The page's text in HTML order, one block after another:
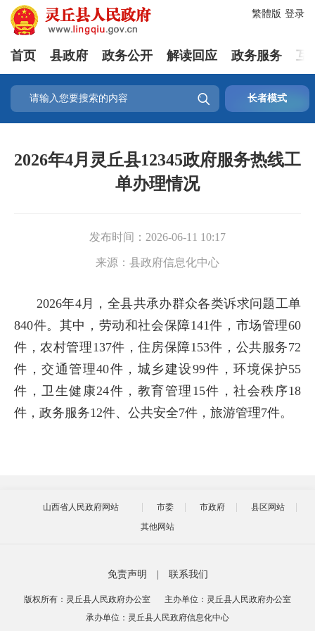
登录
繁體版
首页 县政府 政务公开 解读回应 政务服务 互
 长者模式
2026年4月灵丘县12345政府服务热线工
单办理情况
发布时间： 2026-06-11 10:17
来源： 县政府信息化中心
2026年4月，全县共承办群众各类诉求问题工单
840件。其中，劳动和社会保障141件，市场管理60
件，农村管理137件，住房保障153件，公共服务72
件，交通管理40件，城乡建设99件，环境保护55
件，卫生健康24件，教育管理15件，社会秩序18
件，政务服务12件、公共安全7件，旅游管理7件。
山西省人民政府网站 市委 市政府
县区网站
其他网站
免责声明 联系我们
版权所有：灵丘县人民政府办公室
主办单位：灵丘县人民政府办公室
承办单位：灵丘县人民政府信息化中心